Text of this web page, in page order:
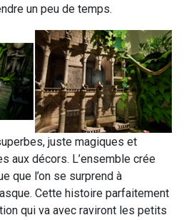
un peu de temps.
juste magiques et
aux décors. L’ensemble crée
que l’on se surprend à
Cette histoire parfaitement
qui va avec raviront les petits